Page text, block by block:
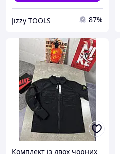
Jizzy TOOLS 87%
Комплект із двох чорних